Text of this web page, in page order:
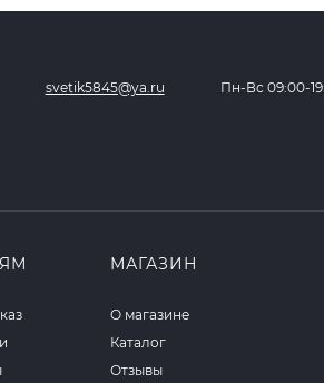
svetik5845@ya.ru Пн-Вс 09:00-
МАГАЗИН
О магазине
Каталог
Отзывы